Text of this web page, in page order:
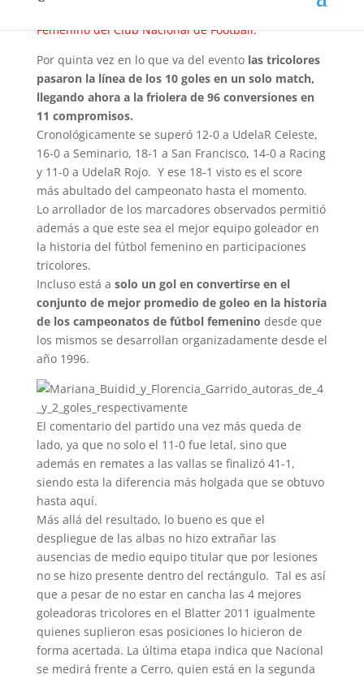
Femenino del Club Nacional de Football.
Por quinta vez en lo que va del evento las tricolores
pasaron la línea de los 10 goles en un solo match,
llegando ahora a la friolera de 96 conversiones en
11 compromisos.
Cronológicamente se superó 12-0 a UdelaR Celeste,
16-0 a Seminario, 18-1 a San Francisco, 14-0 a Racing
y 11-0 a UdelaR Rojo. Y ese 18-1 visto es el score
más abultado del campeonato hasta el momento.
Lo arrollador de los marcadores observados permitió
además a que este sea el mejor equipo goleador en
la historia del fútbol femenino en participaciones
tricolores.
Incluso está a solo un gol en convertirse en el
conjunto de mejor promedio de goleo en la historia
de los campeonatos de fútbol femenino desde que
los mismos se desarrollan organizadamente desde el
año 1996.
El comentario del partido una vez más queda de
lado, ya que no solo el 11-0 fue letal, sino que
además en remates a las vallas se finalizó 41-1,
siendo esta la diferencia más holgada que se obtuvo
hasta aquí.
Más allá del resultado, lo bueno es que el
despliegue de las albas no hizo extrañar las
ausencias de medio equipo titular que por lesiones
no se hizo presente dentro del rectángulo. Tal es así
que a pesar de no estar en cancha las 4 mejores
goleadoras tricolores en el Blatter 2011 igualmente
quienes suplieron esas posiciones lo hicieron de
forma acertada. La última etapa indica que Nacional
se medirá frente a Cerro, quien está en la segunda